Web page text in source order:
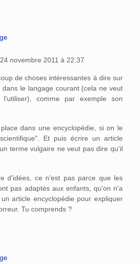
24 novembre 2011 à 22:37
de choses intéressantes à dire sur
le langage courant (cela ne veut
comme par exemple son
dans une encyclopédie, si on le
Et puis écrire un article
terme vulgaire ne veut pas dire qu'il
d'idées, ce n'est pas parce que les
pas adaptés aux enfants, qu'on n'a
article encyclopédie pour expliquer
Tu comprends ?